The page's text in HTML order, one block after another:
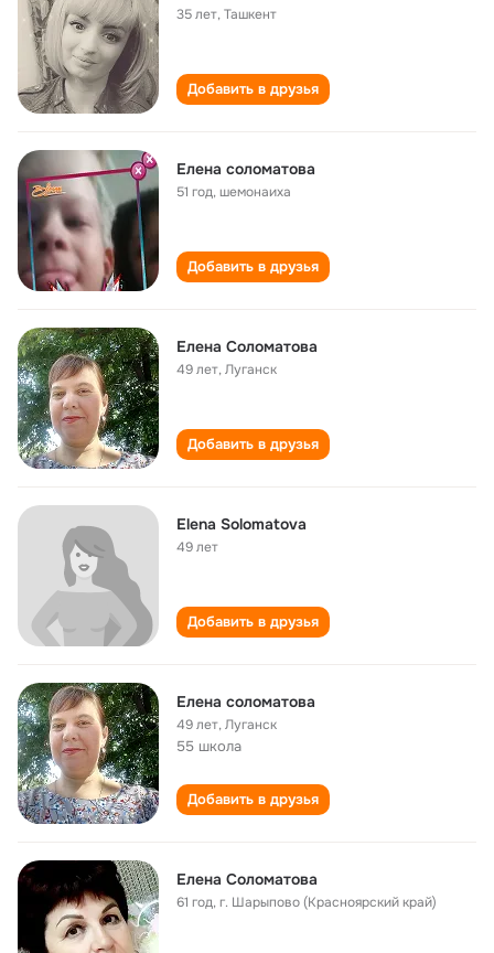
35 лет,Ташкент
Добавить в друзья
Елена соломатова
51 год,шемонаиха
Добавить в друзья
Елена Соломатова
49 лет,Луганск
Добавить в друзья
Elena Solomatova
49 лет
Добавить в друзья
Елена соломатова
49 лет,Луганск
55 школа
Добавить в друзья
Елена Соломатова
61 год,г. Шарыпово (Красноярский край)